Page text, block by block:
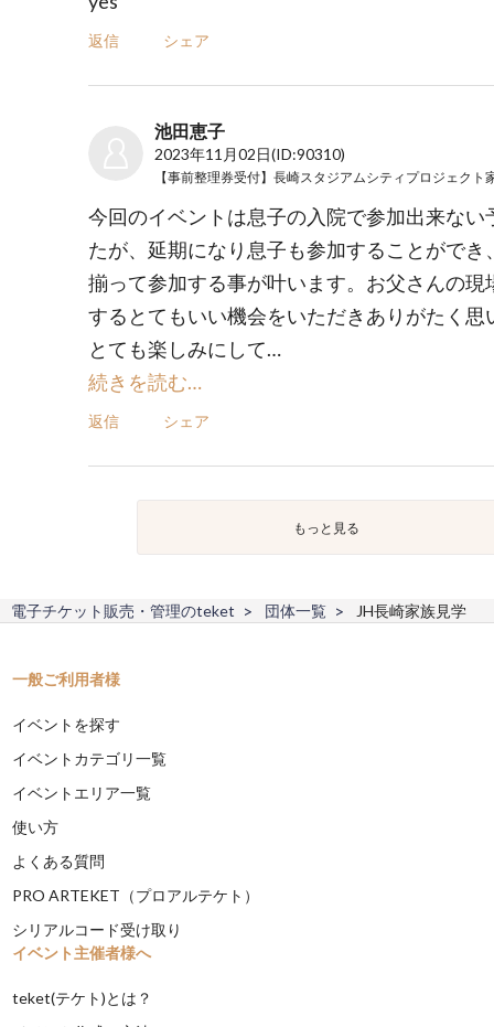
返信 シェア
池田恵子
2023年11月02日(ID:90310)
今回のイベントは息子の入院で参加出来ない
たが、延期になり息子も参加することができ
揃って参加する事が叶います。お父さんの現
するとてもいい機会をいただきありがたく思
とても楽しみにして…
続きを読む…
返信 シェア
もっと見る
電子チケット販売・管理のteket 団体一覧 JH長崎家族見学
一般ご利用者様
イベントを探す
イベントカテゴリ一覧
イベントエリア一覧
使い方
よくある質問
PRO ARTEKET（プロアルテケト）
シリアルコード受け取り
イベント主催者様へ
teket(テケト)とは？